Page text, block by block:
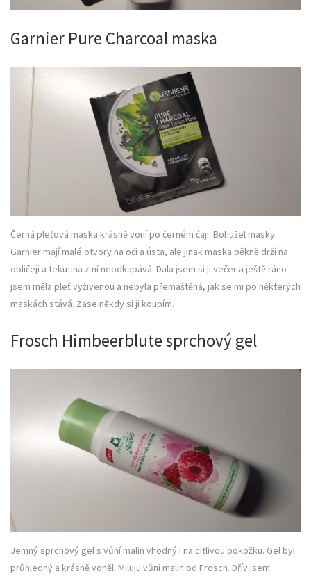
Garnier Pure Charcoal maska
Černá pleťová maska krásně voní po černém čaji. Bohužel masky
Garnier mají malé otvory na oči a ústa, ale jinak maska pěkně drží na
obličeji a tekutina z ní neodkapává. Dala jsem si ji večer a ještě ráno
jsem měla pleť vyživenou a nebyla přemaštěná, jak se mi po některých
maskách stává. Zase někdy si ji koupím.
Frosch Himbeerblute sprchový gel
Jemný sprchový gel s vůní malin vhodný i na citlivou pokožku. Gel byl
průhledný a krásně voněl. Miluju vůni malin od Frosch. Dřív jsem